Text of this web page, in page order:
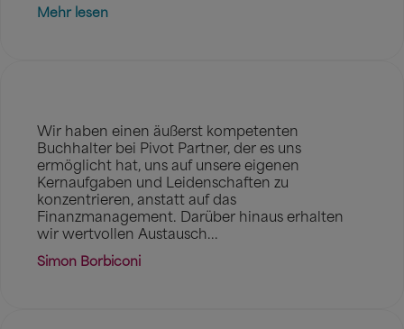
Mehr lesen
Wir haben einen äußerst kompetenten
Buchhalter bei Pivot Partner, der es uns
ermöglicht hat, uns auf unsere eigenen
Kernaufgaben und Leidenschaften zu
konzentrieren, anstatt auf das
Finanzmanagement. Darüber hinaus erhalten
wir wertvollen Austausch...
Simon Borbiconi